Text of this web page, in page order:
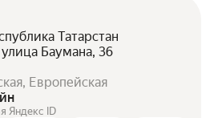
Татарстан
улица Баумана, 36
Европейская
Яндекс ID